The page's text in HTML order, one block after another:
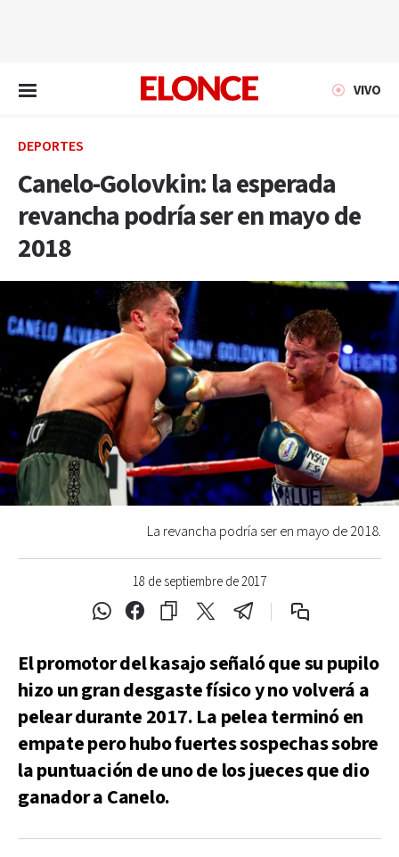
VIVO
DEPORTES
Canelo-Golovkin: la esperada
revancha podría ser en mayo de
2018
18 de septiembre de 2017
La revancha podría ser en mayo de 2018.
El promotor del kasajo señaló que su pupilo
hizo un gran desgaste físico y no volverá a
pelear durante 2017. La pelea terminó en
empate pero hubo fuertes sospechas sobre
la puntuación de uno de los jueces que dio
ganador a Canelo.